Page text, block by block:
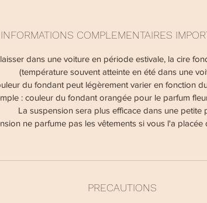
INFORMATIONS COMPLEMENTAIRES
dans une voiture en période estivale, la cire
(température souvent atteinte en été dans une
du fondant peut légèrement varier en fonction
: couleur du fondant orangée pour le parfum
La suspension sera plus efficace dans une petite
ne parfume pas les vêtements si vous l'a placée
PRECAUTIONS